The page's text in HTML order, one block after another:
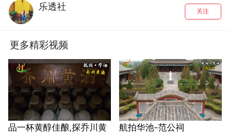
乐透社 关注
更多精彩视频
品一杯黄醇佳酿,探乔川黄
航拍华池-范公祠